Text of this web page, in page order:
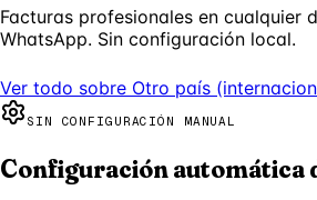
Facturas profesionales en cualquier
WhatsApp. Sin configuración local.
Ver todo sobre Otro país
SIN CONFIGURACIÓN MANUAL
Configuración automática